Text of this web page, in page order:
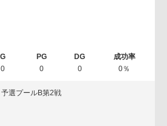
0 0 0 0％
予選プールB第2戦